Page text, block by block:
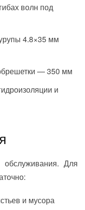
волн под
4.8×35 мм
— 350 мм
и
обслуживания. Для
и мусора